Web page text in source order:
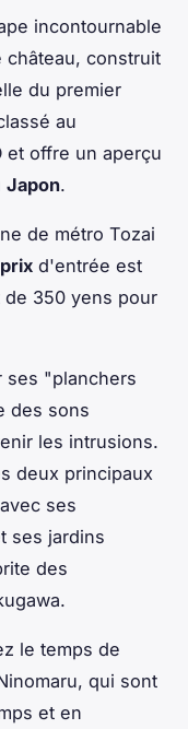
incontournable
château, construit
du premier
au
et offre un aperçu
Japon.
de métro Tozai
prix d'entrée est
350 yens pour
ses "planchers
des sons
les intrusions.
deux principaux
ses
ses jardins
des
le temps de
qui sont
et en